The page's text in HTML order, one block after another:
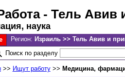
- Тель Авив
наука
Регион: Израиль >> Тель Авив и
Поиск по разделу
>> Ищут работу>> Медицина,